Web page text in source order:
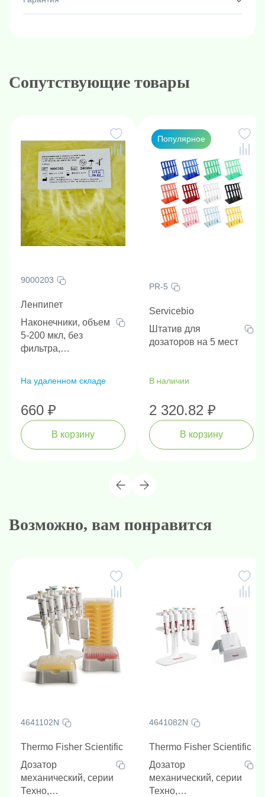
Сопутствующие товары
9000203
Ленпипет
Наконечники, объем
5-200 мкл, без
фильтра,
наличие РУ, 1000 шт/
На удаленном складе
660 ₽
В корзину
Популярное
PR-5
Servicebio
Штатив для
дозаторов на 5 мест
В наличии
2 320.82 ₽
В корзину
Возможно, вам понравится
4641102N
Thermo Fisher Scientific
Дозатор
механический, серии
Техно,
4641082N
Thermo Fisher Scientific
Дозатор
механический, серии
Техно,